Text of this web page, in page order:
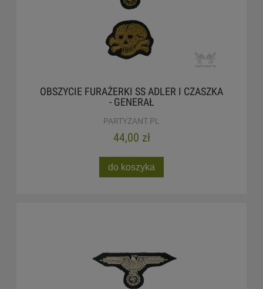
OBSZYCIE FURAŻERKI SS ADLER I CZASZKA
- GENERAŁ
PARTYZANT.PL
44,00 zł
do koszyka